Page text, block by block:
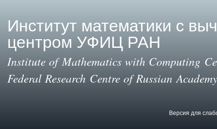
Институт математики с
центром УФИЦ РАН
Institute of Mathematics with Computing
Federal Research Centre of Russian
Версия для